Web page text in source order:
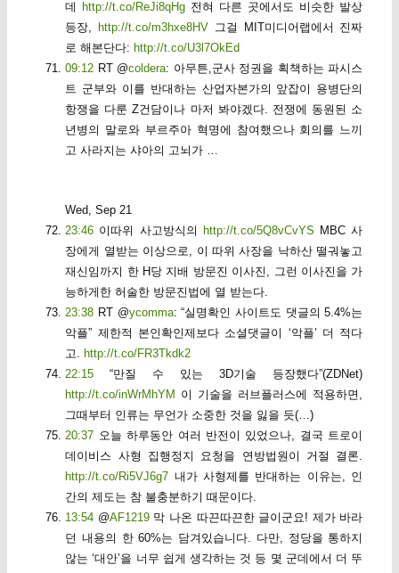
데 http://t.co/ReJi8qHg 전혀 다른 곳에서도 비슷한 발상
등장,
http://t.co/m3hxe8HV그걸 MIT미디어랩에서 진짜
로 해본단다: http://t.co/U3l7OkEd
09:12 RT @coldera: 아무튼,군사 정권을 획책하는 파시스
트 군부와 이를 반대하는 산업자본가의 앞잡이 용병단의
항쟁을 다룬 Z건담이나 마저 봐야겠다. 전쟁에 동원된 소
년병의 말로와 부르주아 혁명에 참여했으나 회의를 느끼
고 사라지는 샤아의 고뇌가 …
Wed, Sep 21
23:46 이따위 사고방식의 http://t.co/5Q8vCvYS MBC 사
장에게 열받는 이상으로, 이 따위 사장을 낙하산 떨궈놓고
재신임까지 한 H당 지배 방문진 이사진, 그런 이사진을 가
능하게한 허술한 방문진법에 열 받는다.
23:38 RT @ycomma: “실명확인 사이트도 댓글의 5.4%는
악플” 제한적 본인확인제보다 소셜댓글이 ‘악플’ 더 적다
고. http://t.co/FR3Tkdk2
22:15
“만질 수 있는 3D기술 등장했다”(ZDNet)
http://t.co/inWrMhYM 이 기술을 러브플러스에 적용하면,
그때부터 인류는 무언가 소중한 것을 잃을 듯(…)
20:37 오늘 하루동안 여러 반전이 있었으나, 결국 트로이
데이비스 사형 집행정지 요청을 연방법원이 거절 결론.
http://t.co/Ri5VJ6g7 내가 사형제를 반대하는 이유는, 인
간의 제도는 참 불충분하기 때문이다.
13:54 @AF1219막 나온 따끈따끈한 글이군요! 제가 바라
던 내용의 한 60%는 담겨있습니다. 다만, 정당을 통하지
않는 ‘대안’을 너무 쉽게 생각하는 것 등 몇 군데에서 더 뚜